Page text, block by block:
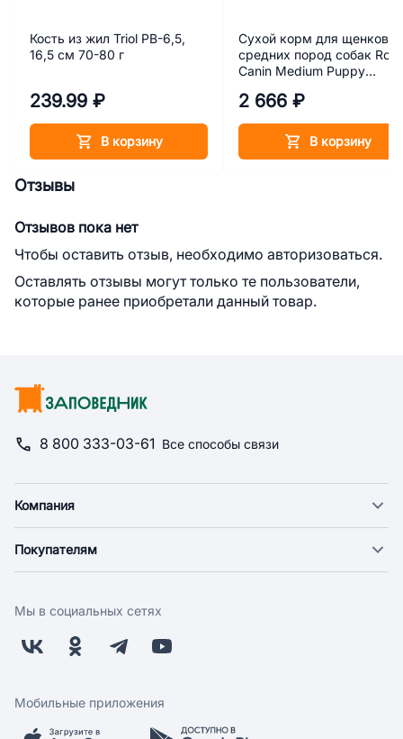
Кость из жил Triol PB-6,5,
16,5 см 70-80 г
239.99 ₽
В корзину
Сухой корм для щенков
средних пород собак
Canin Medium Puppy
2 666 ₽
В корзину
Отзывы
Отзывов пока нет
Чтобы оставить отзыв, необходимо авторизоваться.
Оставлять отзывы могут только те пользователи,
которые ранее приобретали данный товар.
8 800 333-03-61 Все способы связи
Компания
Новости
Поставщикам
Заводчикам
Обратная связь
Покупателям
Оплата
Бонусная программа
Скидки и акции
Мы в социальных сетях
Мобильные приложения